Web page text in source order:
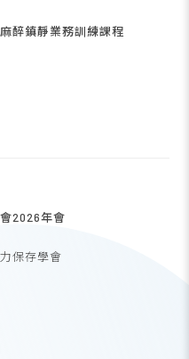
醉鎮靜業務訓練課程
2026年會
保存學會